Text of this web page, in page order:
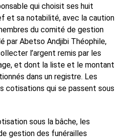
qui choisit ses huit
et sa notabilité, avec la caution
du comité de gestion
par Abetso Andjibi Théophile,
l’argent remis par les
et dont la liste et le montant
dans un registre. Les
cotisations qui se passent sous
sous la bâche, les
gestion des funérailles